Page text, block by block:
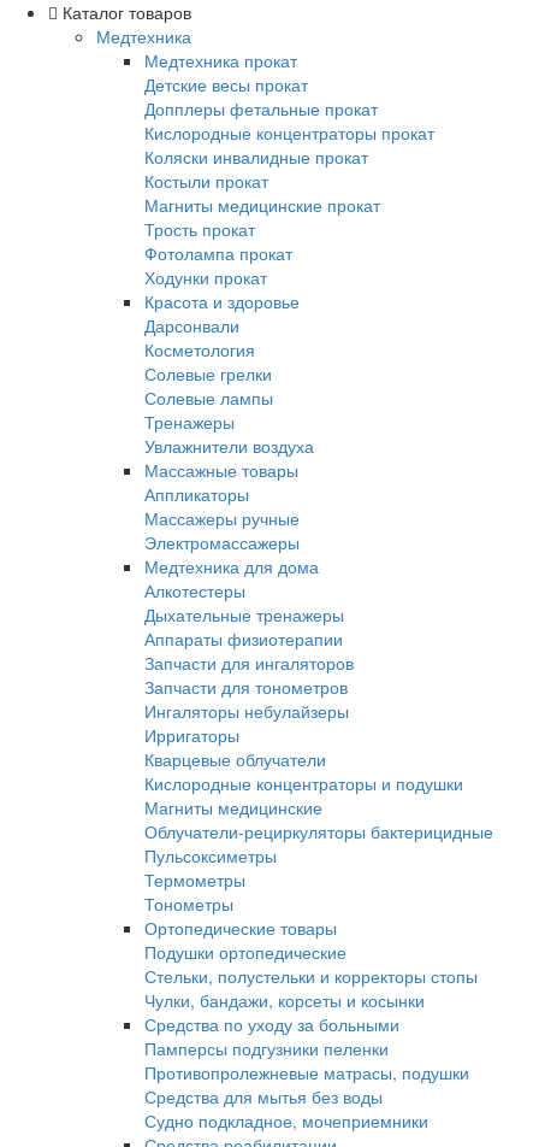
Каталог товаров
Медтехника
Медтехника прокат
Детские весы прокат
Допплеры фетальные прокат
Кислородные концентраторы прокат
Коляски инвалидные прокат
Костыли прокат
Магниты медицинские прокат
Трость прокат
Фотолампа прокат
Ходунки прокат
Красота и здоровье
Дарсонвали
Косметология
Солевые грелки
Солевые лампы
Тренажеры
Увлажнители воздуха
Массажные товары
Аппликаторы
Массажеры ручные
Электромассажеры
Медтехника для дома
Алкотестеры
Дыхательные тренажеры
Аппараты физиотерапии
Запчасти для ингаляторов
Запчасти для тонометров
Ингаляторы небулайзеры
Ирригаторы
Кварцевые облучатели
Кислородные концентраторы и подушки
Магниты медицинские
Облучатели-рециркуляторы бактерицидные
Пульсоксиметры
Термометры
Тонометры
Ортопедические товары
Подушки ортопедические
Стельки, полустельки и корректоры стопы
Чулки, бандажи, корсеты и косынки
Средства по уходу за больными
Памперсы подгузники пеленки
Противопролежневые матрасы, подушки
Средства для мытья без воды
Судно подкладное, мочеприемники